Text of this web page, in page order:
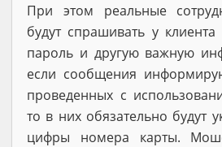
При этом реальные
будут спрашивать у
пароль и другую важную
если сообщения
проведенных с
то в них обязательно будут
цифры номера карты.